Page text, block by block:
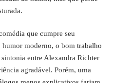
que cumpre seu
moderno, o bom trabalho
entre Alexandra Richter
agradável. Porém, uma